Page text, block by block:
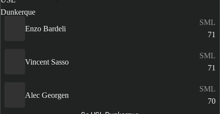
Enzo Bardeli
SML
71
Vincent Sasso
SML
71
Alec Georgen
SML
70